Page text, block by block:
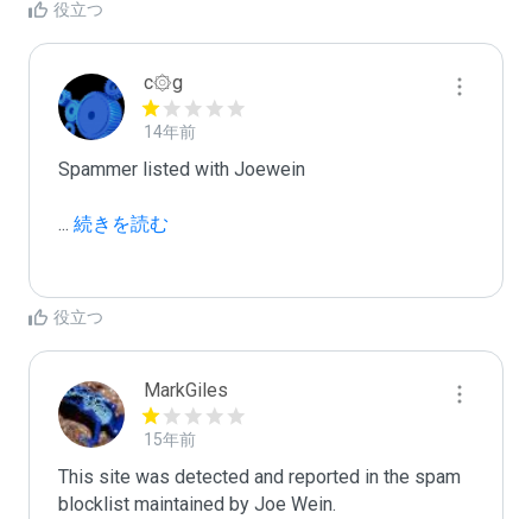
役立つ
c۞g
14年前
Spammer listed with Joewein
... 続きを読む
役立つ
MarkGiles
15年前
This site was detected and reported in the spam
blocklist maintained by Joe Wein.